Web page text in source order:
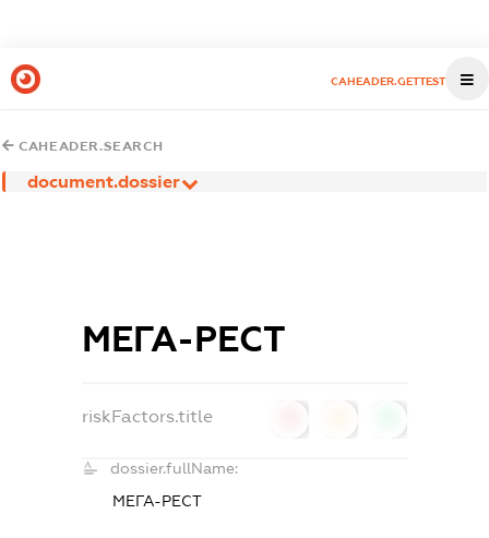
CAHEADER.GETTEST
CAHEADER.SEARCH
document.dossier
МЕГА-РЕСТ
riskFactors.title
dossier.fullName:
МЕГА-РЕСТ